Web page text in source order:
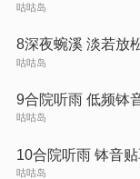
咕咕岛
8深夜蜿溪 淡若放
咕咕岛
9合院听雨 低频钵
咕咕岛
10合院听雨 钵音
咕咕岛